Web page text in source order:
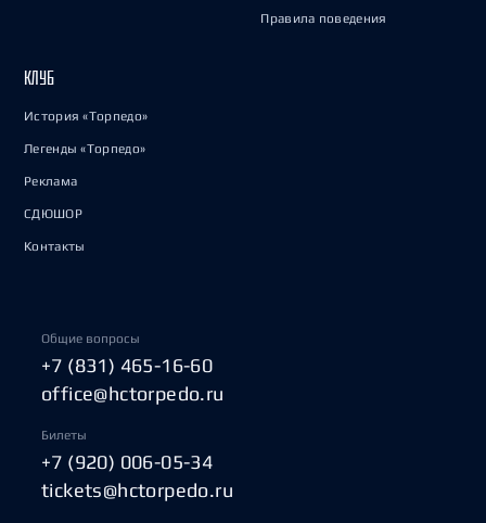
Правила поведения
КЛУБ
История «Торпедо»
Легенды «Торпедо»
Реклама
СДЮШОР
Контакты
Общие вопросы
+7 (831) 465-16-60
office@hctorpedo.ru
Билеты
+7 (920) 006-05-34
tickets@hctorpedo.ru